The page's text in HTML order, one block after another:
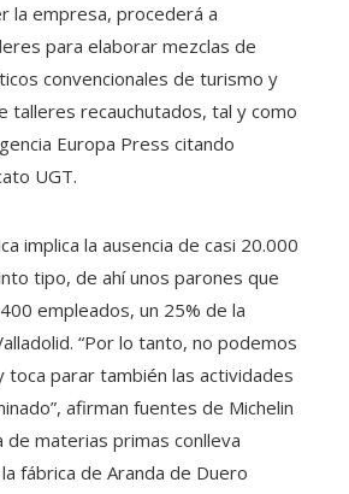
la empresa, procederá a
para elaborar mezclas de
convencionales de turismo y
talleres recauchutados, tal y como
Europa Press citando
UGT.
implica la ausencia de casi 20.000
tipo, de ahí unos parones que
empleados, un 25% de la
“Por lo tanto, no podemos
toca parar también las actividades
afirman fuentes de Michelin
de materias primas conlleva
fábrica de Aranda de Duero